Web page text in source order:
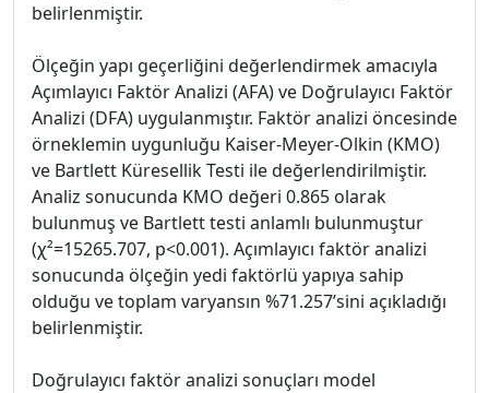
belirlenmiştir.
Ölçeğin yapı geçerliğini değerlendirmek amacıyla
Açımlayıcı Faktör Analizi (AFA) ve Doğrulayıcı Faktör
Analizi (DFA) uygulanmıştır. Faktör analizi öncesinde
örneklemin uygunluğu Kaiser-Meyer-Olkin (KMO)
ve Bartlett Küresellik Testi ile değerlendirilmiştir.
Analiz sonucunda KMO değeri 0.865 olarak
bulunmuş ve Bartlett testi anlamlı bulunmuştur
(χ²=15265.707, p<0.001). Açımlayıcı faktör analizi
sonucunda ölçeğin yedi faktörlü yapıya sahip
olduğu ve toplam varyansın %71.257’sini açıkladığı
belirlenmiştir.
Doğrulayıcı faktör analizi sonuçları model